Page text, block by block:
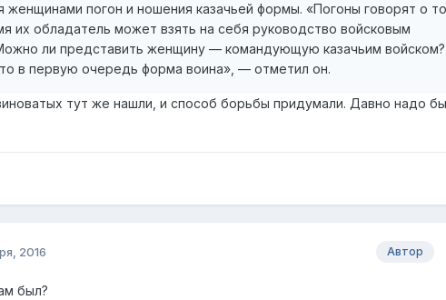
женщинами погон и ношения казачьей формы. «Погоны говорят о
их обладатель может взять на себя руководство войсковым
ли представить женщину — командующую казачьим войском?
в первую очередь форма воина», — отметил он.
тут же нашли, и способ борьбы придумали. Давно надо
Автор
2016
был?